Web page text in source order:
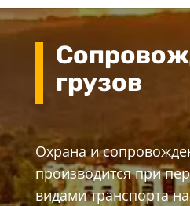
грузов
Охрана и
производится при
видами транспорта